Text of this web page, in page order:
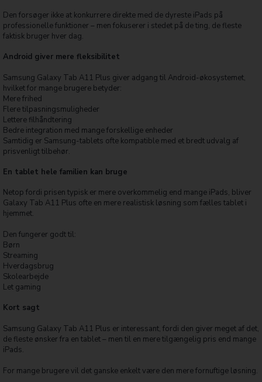
Den forsøger ikke at konkurrere direkte med de dyreste iPads på
professionelle funktioner – men fokuserer i stedet på de ting, de fleste
faktisk bruger hver dag.
Android giver mere fleksibilitet
Samsung Galaxy Tab A11 Plus giver adgang til Android-økosystemet,
hvilket for mange brugere betyder:
Mere frihed
Flere tilpasningsmuligheder
Lettere filhåndtering
Bedre integration med mange forskellige enheder
Samtidig er Samsung-tablets ofte kompatible med et bredt udvalg af
prisvenligt tilbehør.
En tablet hele familien kan bruge
Netop fordi prisen typisk er mere overkommelig end mange iPads, bliver
Galaxy Tab A11 Plus ofte en mere realistisk løsning som fælles tablet i
hjemmet.
Den fungerer godt til:
Børn
Streaming
Hverdagsbrug
Skolearbejde
Let gaming
Kort sagt
Samsung Galaxy Tab A11 Plus er interessant, fordi den giver meget af det,
de fleste ønsker fra en tablet – men til en mere tilgængelig pris end mange
iPads.
For mange brugere vil det ganske enkelt være den mere fornuftige løsning.